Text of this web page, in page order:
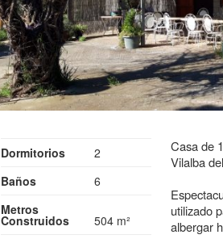
Dormitorios
2
Baños
6
Metros
Construidos
504 m²
Casa de
Vilalba
utilizado
albergar